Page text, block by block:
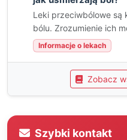
Leki przeciwbólowe są
bólu. Zrozumienie ich
Informacje o lekach
Zobacz
Szybki kontakt